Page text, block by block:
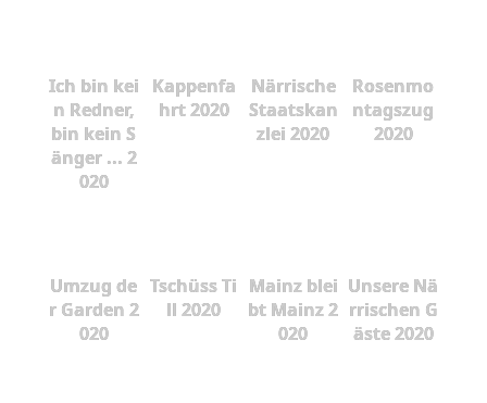
Ich bin kei
n Redner,
bin kein S
änger ... 2
020
Kappenfa
hrt 2020
Närrische
Staatskan
zlei 2020
Rosenmo
ntagszug
2020
Umzug de
r Garden 2
020
Tschüss Ti
ll 2020
Mainz blei
bt Mainz 2
020
Unsere Nä
rrischen G
äste 2020